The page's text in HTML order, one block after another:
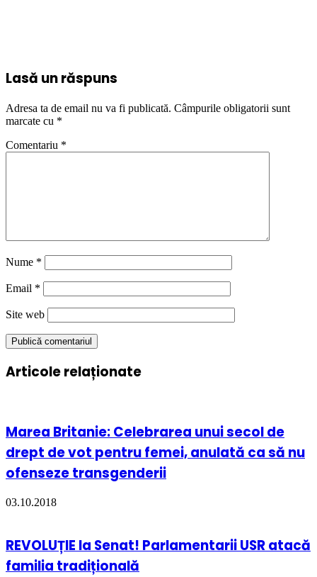
Lasă un răspuns
Adresa ta de email nu va fi publicată. Câmpurile obligatorii sunt
marcate cu *
Comentariu *
Nume *
Email *
Site web
Articole relaționate
Marea Britanie: Celebrarea unui secol de
drept de vot pentru femei, anulată ca să nu
ofenseze transgenderii
03.10.2018
REVOLUȚIE la Senat! Parlamentarii USR atacă
familia tradițională